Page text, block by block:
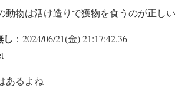
動物は活け造りで獲物を食うのが正しい
し ：2024/06/21(金) 21:17:42.36
あるよね